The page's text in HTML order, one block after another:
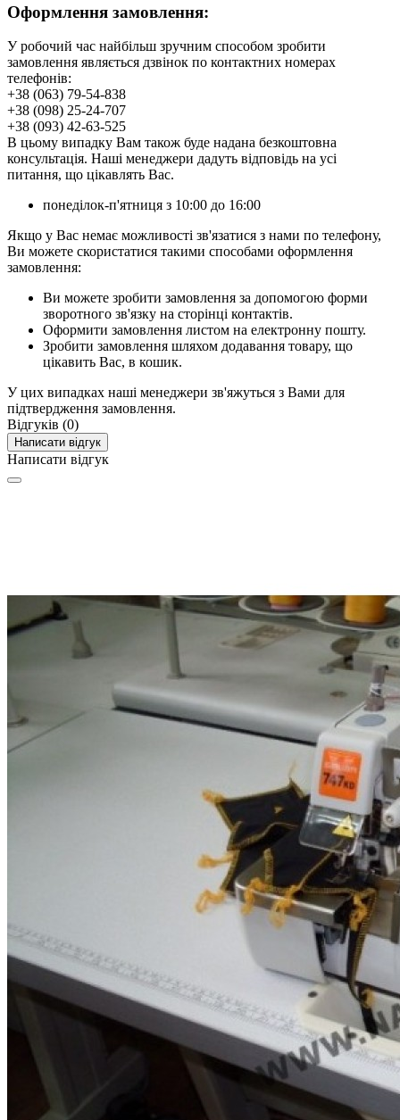
Оформлення замовлення:
У робочий час найбільш зручним способом зробити
замовлення являється дзвінок по контактних номерах
телефонів:
+38 (063) 79-54-838
+38 (098) 25-24-707
+38 (093) 42-63-525
В цьому випадку Вам також буде надана безкоштовна
консультація. Наші менеджери дадуть відповідь на усі
питання, що цікавлять Вас.
понеділок-п'ятниця з 10:00 до 16:00
Якщо у Вас немає можливості зв'язатися з нами по телефону,
Ви можете скористатися такими способами оформлення
замовлення:
Ви можете зробити замовлення за допомогою форми
зворотного зв'язку на сторінці контактів.
Оформити замовлення листом на електронну пошту.
Зробити замовлення шляхом додавання товару, що
цікавить Вас, в кошик.
У цих випадках наші менеджери зв'яжуться з Вами для
підтвердження замовлення.
Відгуків (0)
Написати відгук
Написати відгук